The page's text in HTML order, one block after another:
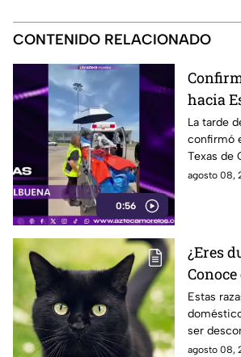
CONTENIDO RELACIONADO
0:56
hacia
de
La tarde
confirmó
Texas de
años que
agosto 08,
¿Eres
cinco
de
todo el
Estas
ser
círculos
agosto 08,